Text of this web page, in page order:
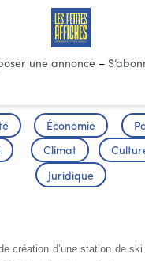
une annonce–
Économie
Climat
Juridique
création d’une station de